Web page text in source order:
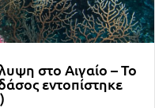
στο Αιγαίο – Το
εντοπίστηκε